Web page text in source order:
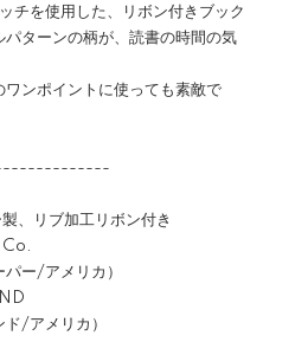
チを使用した、リボン付きブック
パターンの柄が、読書の時間の気
ワンポイントに使っても素敵で
、リブ加工リボン付き
Co.
/アメリカ）
メリカ）